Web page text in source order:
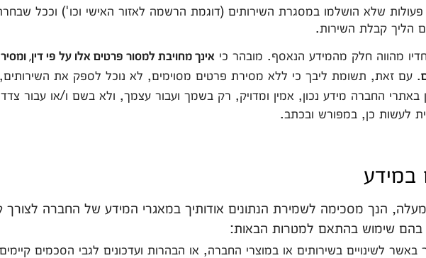
פעולות שלא הושלמו במסגרת השירותים (דוגמת הרשמה לאזור האישי וכו') וככל
הליך קבלת השירות.
אינך מחויבת למסור פרטים אלו על פי דין,
. עם זאת, תשומת ליבך כי ללא מסירת פרטים מסוימים, לא נוכל לספק את
באתרי החברה מידע נכון, אמין ומדויק, רק בשמך ועבור עצמך, ולא בשם ו/או עבור
לעשות כן, במפורש ובכתב.
מעלה, הנך מסכימה לשמירת הנתונים אודותיך במאגרי המידע של החברה לצורך
בהם שימוש בהתאם למטרות הבאות:
באשר לשינויים בשירותים או במוצרי החברה, או הבהרות ועדכונים לגבי הסכמים